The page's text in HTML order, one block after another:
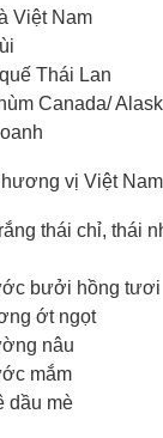
Việt Nam
Thái Lan
Canada/
vị Việt Nam
thái chỉ, thái
bưởi hồng ​​tươi
ớt ngọt
nâu
mắm
dầu mè